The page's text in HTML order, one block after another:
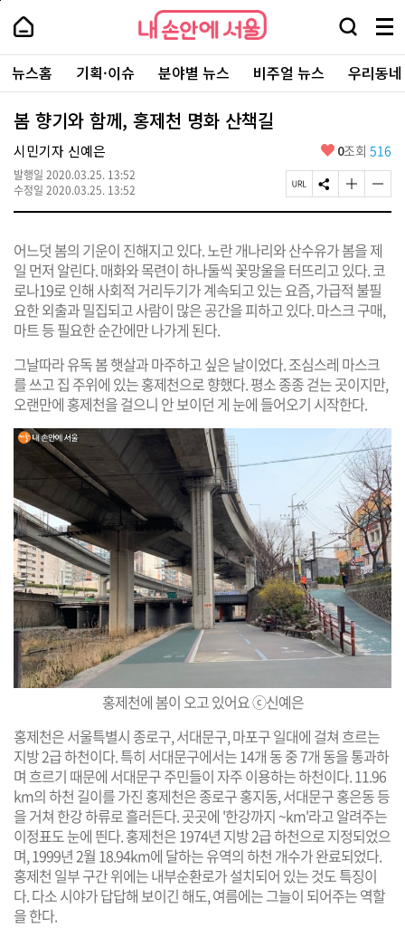
본
로
가
내
손
안
에
서
울
-
서
울
시
대
표
소
포
털
내
손
에
울
검
창
열
기
메
뉴
전
체
보
주
요
서
뉴스홈 기획·이슈 분야별 뉴스 비주얼 뉴스 우리동
봄 향기와 함께, 홍제천 명화 산책길
시민기자 신예은
발행일 2020.03.25. 13:52
수정일 2020.03.25. 13:52
좋
요
0조회 516
페
이
R
L
복
사
S
N
유
하
기
글
자
크
게
변
경
하
글
자
작
게
변
경
하
어느덧 봄의 기운이 진해지고 있다. 노란 개나리와 산수유가 봄을 제
일 먼저 알린다. 매화와 목련이 하나둘씩 꽃망울을 터뜨리고 있다. 코
로나19로 인해 사회적 거리두기가 계속되고 있는 요즘, 가급적 불필
요한 외출과 밀집되고 사람이 많은 공간을 피하고 있다. 마스크 구매,
마트 등 필요한 순간에만 나가게 된다.
그날따라 유독 봄 햇살과 마주하고 싶은 날이었다. 조심스레 마스크
를 쓰고 집 주위에 있는 홍제천으로 향했다. 평소 종종 걷는 곳이지만,
오랜만에 홍제천을 걸으니 안 보이던 게 눈에 들어오기 시작한다.
홍제천에 봄이 오고 있어요 ⓒ신예은
홍제천은 서울특별시 종로구, 서대문구, 마포구 일대에 걸쳐 흐르는
지방 2급 하천이다. 특히 서대문구에서는 14개 동 중 7개 동을 통과하
며 흐르기 때문에 서대문구 주민들이 자주 이용하는 하천이다. 11.96
km의 하천 길이를 가진 홍제천은 종로구 홍지동, 서대문구 홍은동 등
을 거쳐 한강 하류로 흘러든다. 곳곳에 '한강까지 ~km'라고 알려주는
이정표도 눈에 띈다. 홍제천은 1974년 지방 2급 하천으로 지정되었으
며, 1999년 2월 18.94km에 달하는 유역의 하천 개수가 완료되었다.
홍제천 일부 구간 위에는 내부순환로가 설치되어 있는 것도 특징이
다. 다소 시야가 답답해 보이긴 해도, 여름에는 그늘이 되어주는 역할
을 한다.
페
상
단
로